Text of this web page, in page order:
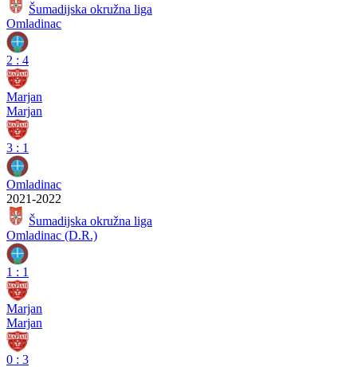
Šumadijska okružna liga
Omladinac
2 : 4
Marjan
Marjan
3 : 1
Omladinac
2021-2022
Šumadijska okružna liga
Omladinac (D.R.)
1 : 1
Marjan
Marjan
0 : 3